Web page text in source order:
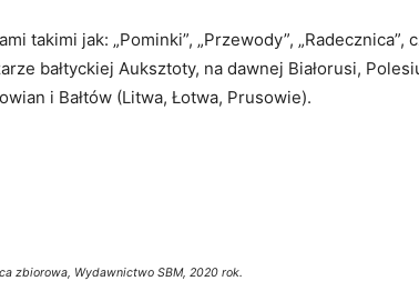
takimi jak: „Pominki”, „Przewody”,
bałtyckiej Auksztoty, na dawnej Białorusi,
i Bałtów (Litwa, Łotwa, Prusowie).
zbiorowa, Wydawnictwo SBM, 2020 rok.